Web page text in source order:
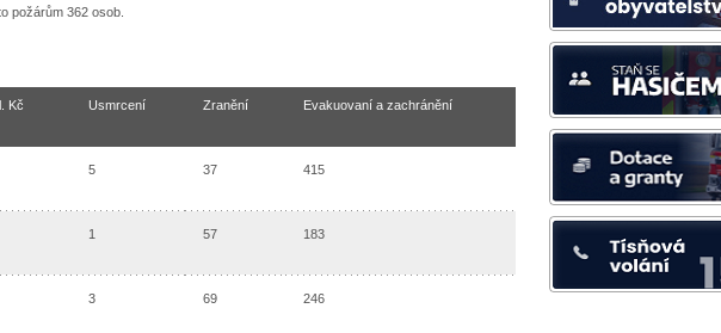
požárům 362 osob.
Kč Usmrcení Zranění Evakuovaní a zachránění
5 37 415
1 57 183
3 69 246